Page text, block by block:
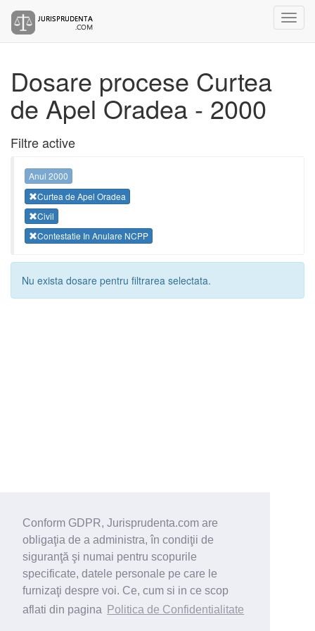
Conform GDPR, Jurisprudenta.com are
obligaţia de a administra, în condiţii de
siguranţă şi numai pentru scopurile
specificate, datele personale pe care le
furnizaţi despre voi. Ce, cum si in ce scop
aflati din pagina
Politica de Confidentialitate
Dosare procese Curtea
de Apel Oradea - 2000
Filtre active
Anul 2000
Curtea de Apel Oradea
Civil
Contestatie In Anulare NCPP
Nu exista dosare pentru filtrarea selectata.